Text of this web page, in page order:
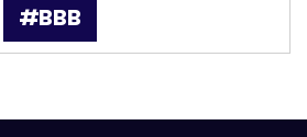
#BBB